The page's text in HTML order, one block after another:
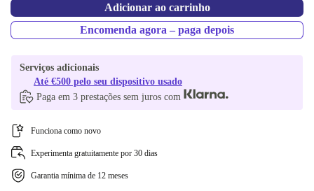
Adicionar ao carrinho
Encomenda agora – paga depois
Serviços adicionais
Até €500 pelo seu dispositivo usado
Paga em 3 prestações sem juros com
Funciona como novo
Experimenta gratuitamente por 30 dias
Garantia mínima de 12 meses